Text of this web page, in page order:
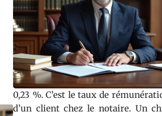
0,23 %. C’est le taux de
d’un client chez le notaire. Un